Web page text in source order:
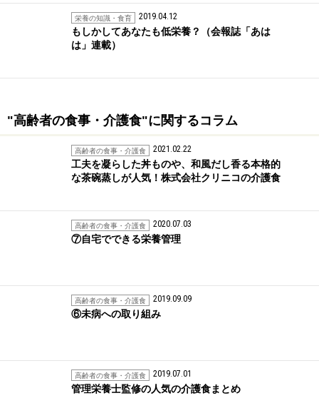
栄養の知識・食育 2019.04.12
もしかしてあなたも低栄養？（会報誌「あは
は」連載）
"高齢者の食事・介護食"に関するコラム
高齢者の食事・介護食 2021.02.22
工夫を凝らした丼ものや、和風だし香る本格的
な茶碗蒸しが人気！株式会社クリニコの介護食
高齢者の食事・介護食 2020.07.03
⑦自宅でできる栄養管理
高齢者の食事・介護食 2019.09.09
⑥未病への取り組み
高齢者の食事・介護食 2019.07.01
管理栄養士監修の人気の介護食まとめ